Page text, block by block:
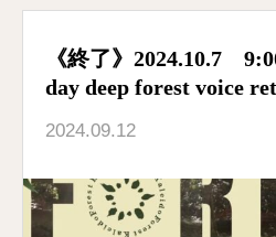
《終了》2024.10.7
day deep forest voice
2024.09.12